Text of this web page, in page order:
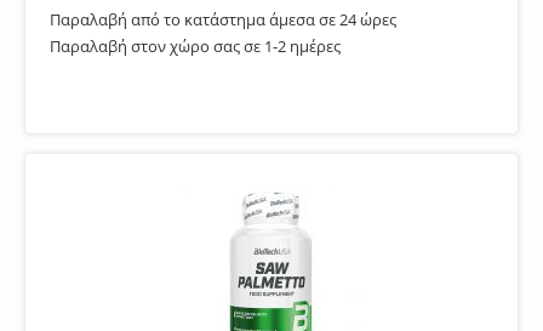
Παραλαβή από το κατάστημα άμεσα σε 24 ώρες
Παραλαβή στον χώρο σας σε 1-2 ημέρες